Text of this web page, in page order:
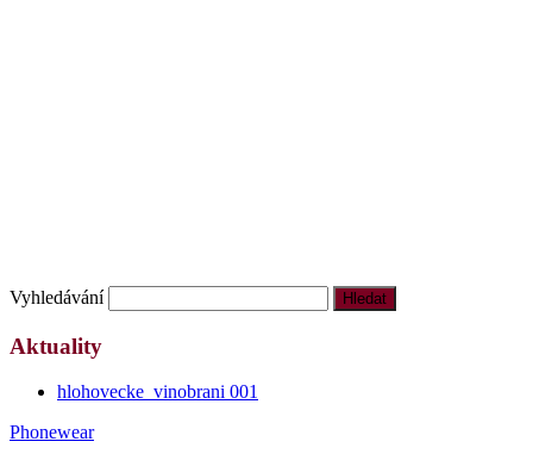
Vyhledávání
Aktuality
hlohovecke_vinobrani 001
Phonewear